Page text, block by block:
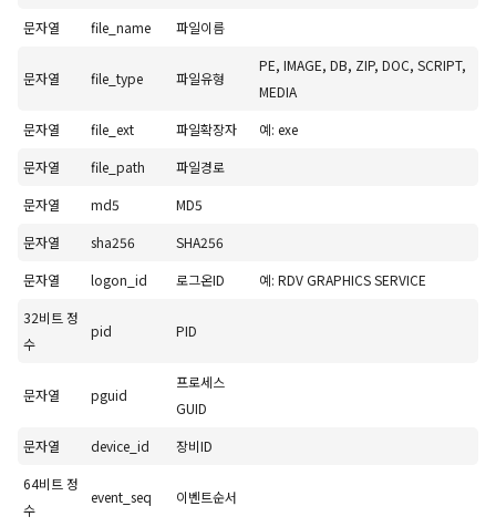
문자열
file_name 파일이름
문자열 file_type 파일유형
PE, IMAGE, DB, ZIP, DOC, SCRIPT,
MEDIA
문자열
file_ext 파일확장자
예: exe
문자열
file_path
파일경로
문자열
md5
MD5
문자열
sha256
SHA256
문자열
logon_id 로그온ID
예: RDV GRAPHICS SERVICE
32비트 정
수
pid PID
문자열 pguid
프로세스
GUID
문자열
device_id
장비ID
64비트 정
수
event_seq 이벤트순서